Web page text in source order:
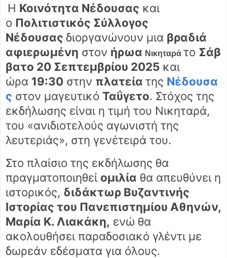
Η Κοινότητα Νέδουσας και
ο Πολιτιστικός Σύλλογος
Νέδουσας διοργανώνουν μια βραδιά
αφιερωμένη στον ήρωα Νικηταρά το Σάβ
βατο 20 Σεπτεμβρίου 2025 και
ώρα 19:30 στην πλατεία της Νέδουσα
ς στον μαγευτικό Ταΰγετο. Στόχος της
εκδήλωσης είναι η τιμή του Νικηταρά,
του «ανιδιοτελούς αγωνιστή της
λευτεριάς», στη γενέτειρά του.
Στο πλαίσιο της εκδήλωσης θα
πραγματοποιηθεί ομιλία θα απευθύνει η
ιστορικός, διδάκτωρ Βυζαντινής
Ιστορίας του Πανεπιστημίου Αθηνών,
Μαρία Κ. Λιακάκη, ενώ θα
ακολουθήσει παραδοσιακό γλέντι με
δωρεάν εδέσματα για όλους.